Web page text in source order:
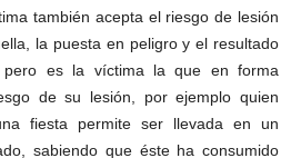
también acepta el riesgo de lesión
la puesta en peligro y el resultado
pero es la víctima la que en forma
de su lesión, por ejemplo quien
fiesta permite ser llevada en un
sabiendo que éste ha consumido